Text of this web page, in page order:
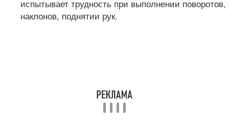
испытывает трудность при выполнении поворотов,
наклонов, поднятии рук.